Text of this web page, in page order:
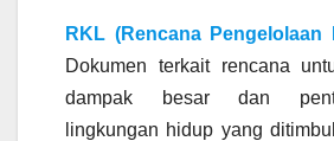
RKL (Rencana Pengelolaan
Dokumen terkait rencana
dampak besar dan
lingkungan hidup yang